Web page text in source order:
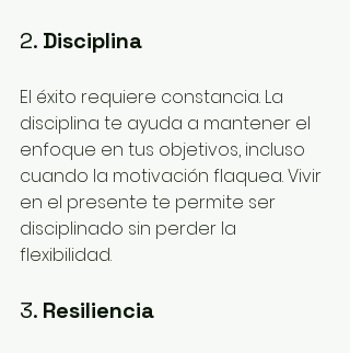
2. Disciplina
El éxito requiere constancia. La
disciplina te ayuda a mantener el
enfoque en tus objetivos, incluso
cuando la motivación flaquea. Vivir
en el presente te permite ser
disciplinado sin perder la
flexibilidad.
3. Resiliencia